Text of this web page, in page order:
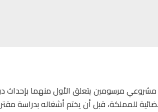
مشروعي مرسومين يتعلق الأول منهما بإحداث
للمملكة، قبل أن يختم أشغاله بدراسة